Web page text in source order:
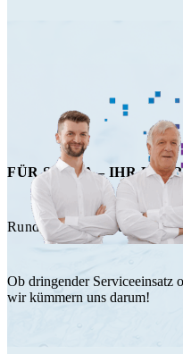
FÜR SIE DA – IHR
Rundum Service durch das
Ob dringender Serviceeinsatz
wir kümmern uns darum!